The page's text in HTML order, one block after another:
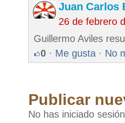
Juan Carlos
26 de febrero
Guillermo Aviles
0 · Me gusta · No
Publicar
No has iniciado